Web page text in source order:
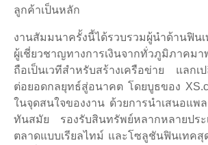
ลูกค้าเป็นหลัก
งานสัมมนาครั้งนี้ได้รวบรวมผู้นำด้านฟิน
ผู้เชี่ยวชาญทางการเงินจากทั่วภูมิภาคม
ถือเป็นเวทีสำหรับสร้างเครือข่าย แลก
ต่อยอดกลยุทธ์สู่อนาคต โดยบูธของ
ในจุดสนใจของงาน ด้วยการนำเสนอแพ
ทันสมัย รองรับสินทรัพย์หลากหลายปร
ตลาดแบบเรียลไทม์ และโซลูชันฟินเทค